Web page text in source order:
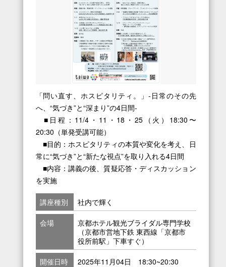
「問い直す、ホスピタリティ。」‐日常のその先
へ、“気づき”と“深まり”の4日間‐
■日程：11/4・11・18・25（火）18:30〜
20:30（単発受講可能）
■目的：ホスピタリティの本質や変化を考え、日
常に“気づき”と“新たな視点”を取り入れる4日間
■内容：講義の後、質疑応答・ディスカッション
を実施
講座種別 社内で輝く
会場
京都ホテル観光ブライダル専門学校
（京都市営地下鉄 東西線「京都市
役所前駅」下車すぐ）
開催日時 2025年11月04日 18:30~20:30